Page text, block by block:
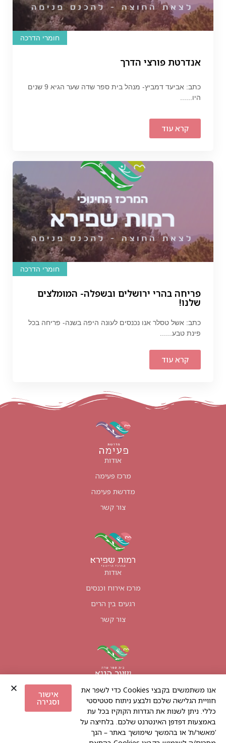
חומרי הדרכה
אנדרטת פורצי הדרך
כתב: אביעד דמביץ- מנהל בית ספר שדה שער הגיא 9 שנים
היו......
קרא עוד
חומרי הדרכה
פריחה בהרי ירושלים ובשפלה- המומלצים
שלנו!
כתב: אשל טסלר אנו נכנסים לעונה היפה בשנה- פריחה בכל
פינת טבע......
קרא עוד
טיולים קרובים
חוות דעת
צור קשר
אודות
מרכז אירוח וכנסים
רגעים בין הרים
צור קשר
אודות
מרכז פעימה
מדרשת פעימה
צור קשר
אנו משתמשים בקבצי Cookies כדי לשפר את
חוויית הגלישה שלכם ולבצע ניתוח סטטיסטי
כללי. ניתן לשנות את הגדרות הקוקיז בכל עת
באמצעות דפדפן האינטרנט שלכם. בלחיצה על
‘מאשר/ת’ או בהמשך שימושך באתר – הנך
אישור
וסגירה